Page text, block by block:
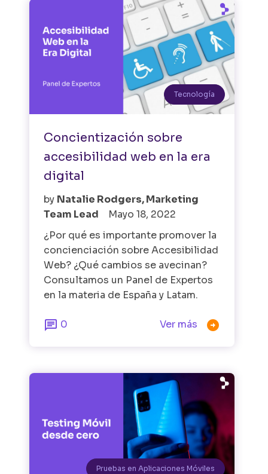
Tecnología
Concientización sobre
accesibilidad web en la era
digital
by Natalie Rodgers, Marketing
Team Lead
Mayo 18, 2022
¿Por qué es importante promover la
concienciación sobre Accesibilidad
Web? ¿Qué cambios se avecinan?
Consultamos un Panel de Expertos
en la materia de España y Latam.
 0 Ver más 
Pruebas en Aplicaciones Móviles